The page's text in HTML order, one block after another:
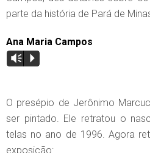
parte da história de Pará de
Ana Maria Campos
Vm P
O presépio de Jerônimo
ser pintado. Ele retratou o
telas no ano de 1996. Agora
exposição: